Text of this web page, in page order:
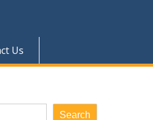
Us
Search